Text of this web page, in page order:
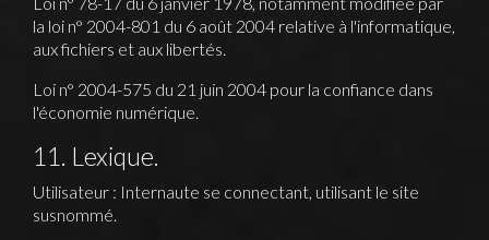
la loi n° 2004-801 du 6 août 2004 relative à l'informatique,
aux fichiers et aux libertés.
Loi n° 2004-575 du 21 juin 2004 pour la confiance dans
l'économie numérique.
11. Lexique.
Utilisateur : Internaute se connectant, utilisant le site
susnommé.